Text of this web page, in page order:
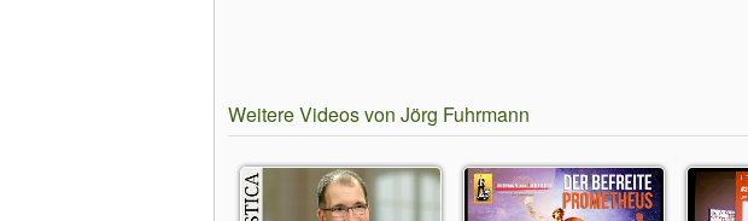
Weitere Videos von Jörg Fuhrmann